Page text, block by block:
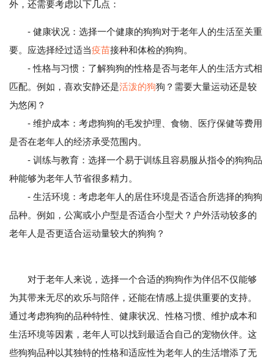
外，还需要考虑以下几点：
- 健康状况：选择一个健康的狗狗对于老年人的生活至关重
要。应选择经过适当疫苗接种和体检的狗狗。
- 性格与习惯：了解狗狗的性格是否与老年人的生活方式相
匹配。例如，喜欢安静还是活泼的狗狗？需要大量运动还是较
为悠闲？
- 维护成本：考虑狗狗的毛发护理、食物、医疗保健等费用
是否在老年人的经济承受范围内。
- 训练与教育：选择一个易于训练且容易服从指令的狗狗品
种能够为老年人节省很多精力。
- 生活环境：考虑老年人的居住环境是否适合所选择的狗狗
品种。例如，公寓或小户型是否适合小型犬？户外活动较多的
老年人是否更适合运动量较大的狗狗？
对于老年人来说，选择一个合适的狗狗作为伴侣不仅能够
为其带来无尽的欢乐与陪伴，还能在情感上提供重要的支持。
通过考虑狗狗的品种特性、健康状况、性格习惯、维护成本和
生活环境等因素，老年人可以找到最适合自己的宠物伙伴。这
些狗狗品种以其独特的性格和适应性为老年人的生活增添了无